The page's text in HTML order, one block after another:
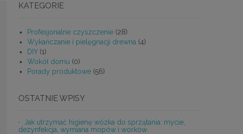
KATEGORIE
Profesjonalne czyszczenie (28)
Wykańczanie i pielęgnacji drewna (4)
DIY (1)
Wokół domu (0)
Porady produktowe (56)
OSTATNIE WPISY
Jak utrzymać higienę wózka do sprzątania: mycie,
dezynfekcja, wymiana mopów i worków